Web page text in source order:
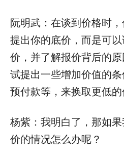
阮明武：在谈到价格时
提出你的底价，而是可
价，并了解报价背后的
试提出一些增加价值的条
预付款等，来换取更低的
杨紫：我明白了，那如
价的情况怎么办呢？